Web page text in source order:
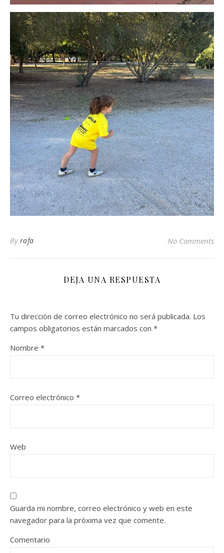
By rafa No Comments
DEJA UNA RESPUESTA
Tu dirección de correo electrónico no será publicada. Los
campos obligatorios están marcados con *
Nombre *
Correo electrónico *
Web
Guarda mi nombre, correo electrónico y web en este
navegador para la próxima vez que comente.
Comentario